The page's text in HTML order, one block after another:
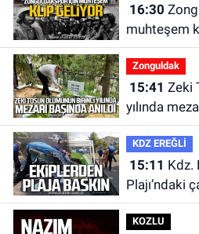
16:30
muhteşem
Zonguldak
15:41
yılında
KDZ EREĞLİ
15:11
Plajı’ndaki
kaldırıldı.
KOZLU